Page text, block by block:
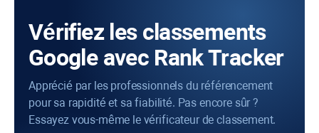
Vérifiez les classements
Google avec Rank Tracker
Apprécié par les professionnels du référencement
pour sa rapidité et sa fiabilité. Pas encore sûr ?
Essayez vous-même le vérificateur de classement.